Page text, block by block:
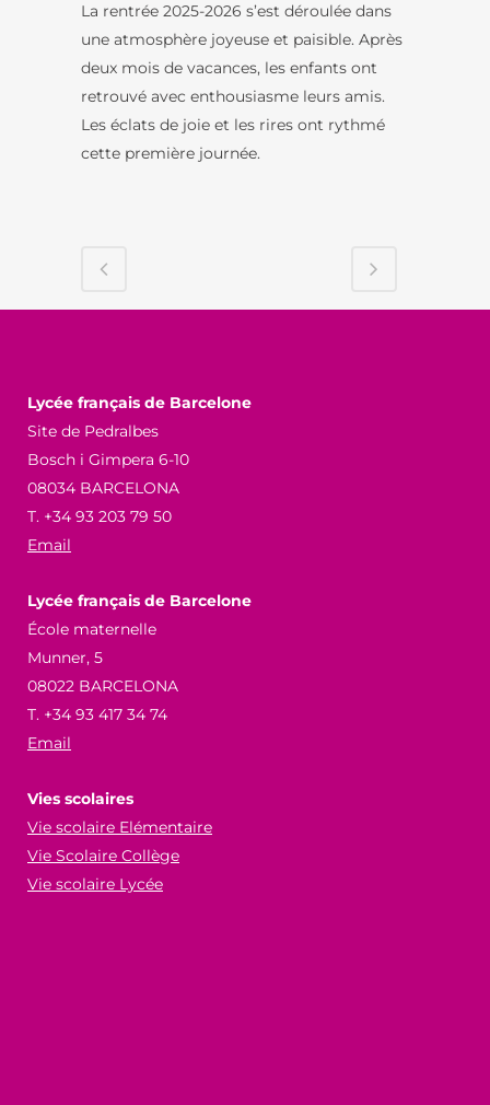
La rentrée 2025-2026 s’est déroulée dans
une atmosphère joyeuse et paisible. Après
deux mois de vacances, les enfants ont
retrouvé avec enthousiasme leurs amis.
Les éclats de joie et les rires ont rythmé
cette première journée.
Lycée français de Barcelone
Site de Pedralbes
Bosch i Gimpera 6-10
08034 BARCELONA
T. +34 93 203 79 50
Email
Lycée français de Barcelone
École maternelle
Munner, 5
08022 BARCELONA
T. +34 93 417 34 74
Email
Vies scolaires
Vie scolaire Elémentaire
Vie Scolaire Collège
Vie scolaire Lycée